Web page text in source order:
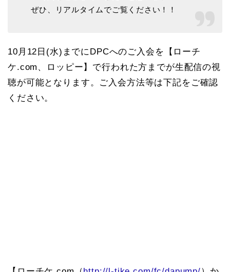
ぜひ、リアルタイムでご覧ください！！
10月12日(水)までにDPCへのご入会を【ローチ
ケ.com、ロッピー】で行われた方までが生配信の視
聴が可能となります。ご入会方法等は下記をご確認
ください。